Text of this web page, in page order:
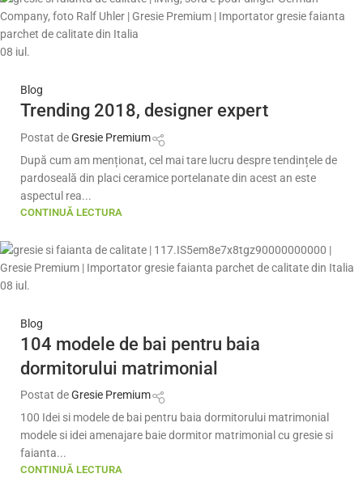
08 iul.
Blog
Trending 2018, designer expert
Postat deGresie Premium
După cum am menționat, cel mai tare lucru despre tendințele de
pardoseală din placi ceramice portelanate din acest an este
aspectul rea...
CONTINUĂ LECTURA
08 iul.
Blog
104 modele de bai pentru baia
dormitorului matrimonial
Postat deGresie Premium
100 Idei si modele de bai pentru baia dormitorului matrimonial
modele si idei amenajare baie dormitor matrimonial cu gresie si
faianta...
CONTINUĂ LECTURA